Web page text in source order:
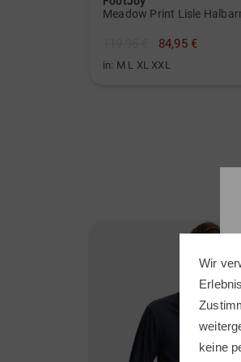
Meadow Print Lisle
84,95 €
in: M L XL XXL
Wir
keine